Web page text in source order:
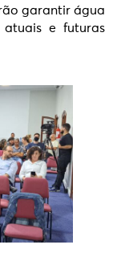
garantir água
e futuras